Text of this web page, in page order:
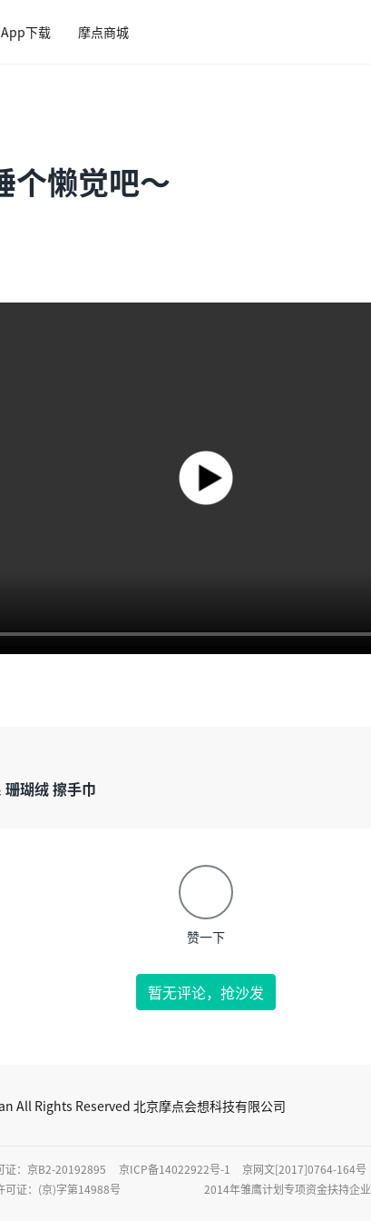
下载 摩点商城
个懒觉吧～
瑚绒 擦手巾
赞一下
暂无评论，抢沙发
All Rights Reserved 北京摩点会想科技有限公司
证：京B2-20192895 京ICP备14022922号-1 京网文[2017]0764-164号
可证：(京)字第14988号 2014年雏鹰计划专项资金扶持企业